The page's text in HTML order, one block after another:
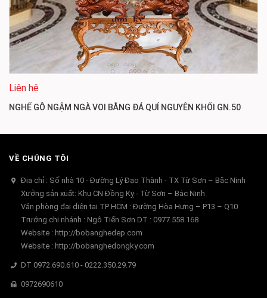
Liên hệ
NGHẾ GỖ NGẬM NGÀ VOI BẰNG ĐÁ QUÍ NGUYÊN KHỐI GN.50
VỀ CHÚNG TÔI
Địa chỉ : Số nhà 10 - Đường Lý Đạo Thành - TX Từ Sơn – Băc Ninh
Xưởng sản xuất: Khu CN Đồng Kỵ - Từ Sơn – Bắc Ninh
Văn phòng đại diện tai TP HCM : Đường Hòa Hưng – P13 – Q10
Trướng chi nhánh : Ngô Tiến Sơn DT : 0977.558.168
Website : http://bobanghedep.com
Website : http://bobanghedongky.com
DT 0972.690.610 - 0222.350.29.79
0972690610